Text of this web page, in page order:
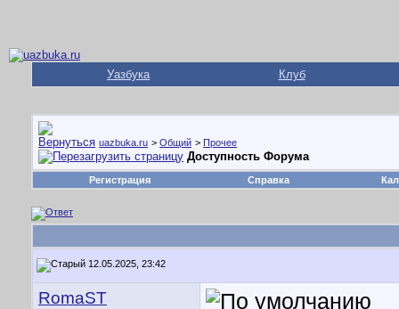
Уазбука Клуб
uazbuka.ru > Общий > Прочее
Доступность Форума
Регистрация Справка
12.05.2025, 23:42
RomaST